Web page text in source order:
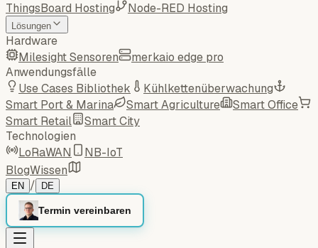
ThingsBoard Hosting
Node-RED Hosting
Lösungen
Hardware
Milesight Sensoren
merkaio edge pro
Anwendungsfälle
Use Cases Bibliothek
Kühlkettenüberwachung
Smart Port & Marina
Smart Agriculture
Smart Office
Smart Retail
Smart City
Technologien
LoRaWAN
NB-IoT
BlogWissen
EN / DE
Termin vereinbaren